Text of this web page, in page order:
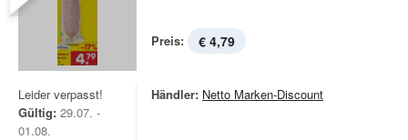
Preis: € 4,79
Leider verpasst!
Gültig: 29.07. -
01.08.
Händler: Netto Marken-Discount